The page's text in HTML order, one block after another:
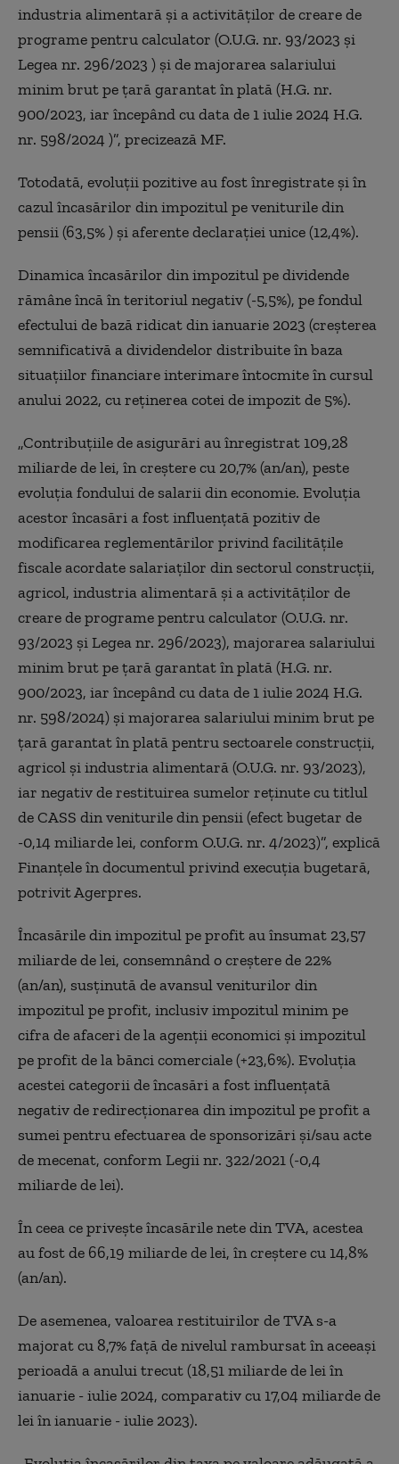
industria alimentară şi a activităţilor de creare de
programe pentru calculator (O.U.G. nr. 93/2023 şi
Legea nr. 296/2023 ) şi de majorarea salariului
minim brut pe ţară garantat în plată (H.G. nr.
900/2023, iar începând cu data de 1 iulie 2024 H.G.
nr. 598/2024 )”, precizează MF.
Totodată, evoluţii pozitive au fost înregistrate şi în
cazul încasărilor din impozitul pe veniturile din
pensii (63,5% ) şi aferente declaraţiei unice (12,4%).
Dinamica încasărilor din impozitul pe dividende
rămâne încă în teritoriul negativ (-5,5%), pe fondul
efectului de bază ridicat din ianuarie 2023 (creşterea
semnificativă a dividendelor distribuite în baza
situaţiilor financiare interimare întocmite în cursul
anului 2022, cu reţinerea cotei de impozit de 5%).
„Contribuţiile de asigurări au înregistrat 109,28
miliarde de lei, în creştere cu 20,7% (an/an), peste
evoluţia fondului de salarii din economie. Evoluţia
acestor încasări a fost influenţată pozitiv de
modificarea reglementărilor privind facilităţile
fiscale acordate salariaţilor din sectorul construcţii,
agricol, industria alimentară şi a activităţilor de
creare de programe pentru calculator (O.U.G. nr.
93/2023 şi Legea nr. 296/2023), majorarea salariului
minim brut pe ţară garantat în plată (H.G. nr.
900/2023, iar începând cu data de 1 iulie 2024 H.G.
nr. 598/2024) şi majorarea salariului minim brut pe
ţară garantat în plată pentru sectoarele construcţii,
agricol şi industria alimentară (O.U.G. nr. 93/2023),
iar negativ de restituirea sumelor reţinute cu titlul
de CASS din veniturile din pensii (efect bugetar de
-0,14 miliarde lei, conform O.U.G. nr. 4/2023)”, explică
Finanţele în documentul privind execuţia bugetară,
potrivit Agerpres.
Încasările din impozitul pe profit au însumat 23,57
miliarde de lei, consemnând o creştere de 22%
(an/an), susţinută de avansul veniturilor din
impozitul pe profit, inclusiv impozitul minim pe
cifra de afaceri de la agenţii economici şi impozitul
pe profit de la bănci comerciale (+23,6%). Evoluţia
acestei categorii de încasări a fost influenţată
negativ de redirecţionarea din impozitul pe profit a
sumei pentru efectuarea de sponsorizări şi/sau acte
de mecenat, conform Legii nr. 322/2021 (-0,4
miliarde de lei).
În ceea ce priveşte încasările nete din TVA, acestea
au fost de 66,19 miliarde de lei, în creştere cu 14,8%
(an/an).
De asemenea, valoarea restituirilor de TVA s-a
majorat cu 8,7% faţă de nivelul rambursat în aceeaşi
perioadă a anului trecut (18,51 miliarde de lei în
ianuarie - iulie 2024, comparativ cu 17,04 miliarde de
lei în ianuarie - iulie 2023).